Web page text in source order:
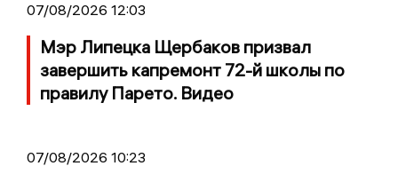
07/08/2026 12:03
Мэр Липецка Щербаков призвал
завершить капремонт 72-й школы по
правилу Парето. Видео
07/08/2026 10:23